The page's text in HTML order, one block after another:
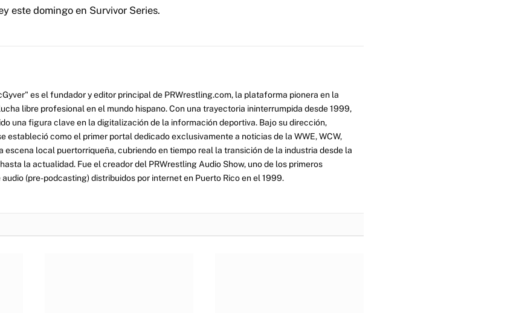
este domingo en Survivor Series.
es el fundador y editor principal de PRWrestling.com, la plataforma pionera en la
libre profesional en el mundo hispano. Con una trayectoria ininterrumpida desde 1999,
una figura clave en la digitalización de la información deportiva. Bajo su dirección,
estableció como el primer portal dedicado exclusivamente a noticias de la WWE, WCW,
escena local puertorriqueña, cubriendo en tiempo real la transición de la industria desde la
la actualidad. Fue el creador del PRWrestling Audio Show, uno de los primeros
audio (pre-podcasting) distribuidos por internet en Puerto Rico en el 1999.